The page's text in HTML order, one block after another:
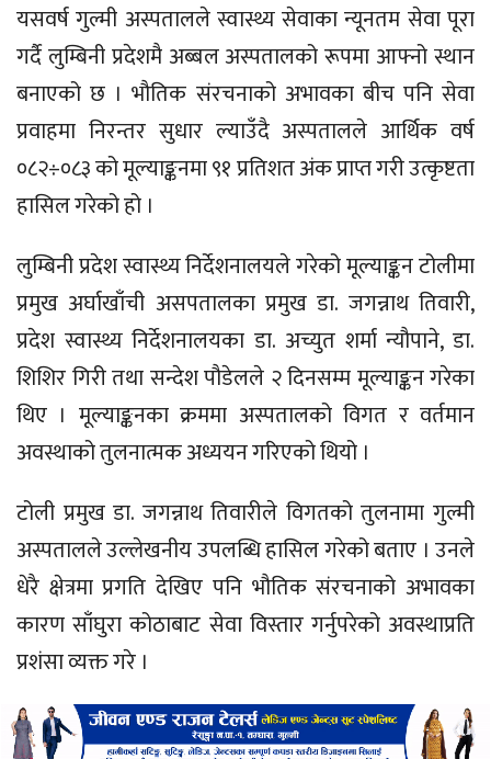
यसवर्ष गुल्मी अस्पतालले स्वास्थ्य सेवाका न्यूनतम सेवा पूरा
गर्दै लुम्बिनी प्रदेशमै अब्बल अस्पतालको रूपमा आफ्नो स्थान
बनाएको छ । भौतिक संरचनाको अभावका बीच पनि सेवा
प्रवाहमा निरन्तर सुधार ल्याउँदै अस्पतालले आर्थिक वर्ष
०८२÷०८३ को मूल्याङ्कनमा ९१ प्रतिशत अंक प्राप्त गरी उत्कृष्टता
हासिल गरेको हो ।
लुम्बिनी प्रदेश स्वास्थ्य निर्देशनालयले गरेको मूल्याङ्कन टोलीमा
प्रमुख अर्घाखाँची असपतालका प्रमुख डा. जगन्नाथ तिवारी,
प्रदेश स्वास्थ्य निर्देशनालयका डा. अच्युत शर्मा न्यौपाने, डा.
शिशिर गिरी तथा सन्देश पौडेलले २ दिनसम्म मूल्याङ्कन गरेका
थिए । मूल्याङ्कनका क्रममा अस्पतालको विगत र वर्तमान
अवस्थाको तुलनात्मक अध्ययन गरिएको थियो ।
टोली प्रमुख डा. जगन्नाथ तिवारीले विगतको तुलनामा गुल्मी
अस्पतालले उल्लेखनीय उपलब्धि हासिल गरेको बताए । उनले
धेरै क्षेत्रमा प्रगति देखिए पनि भौतिक संरचनाको अभावका
कारण साँघुरा कोठाबाट सेवा विस्तार गर्नुपरेको अवस्थाप्रति
प्रशंसा व्यक्त गरे ।